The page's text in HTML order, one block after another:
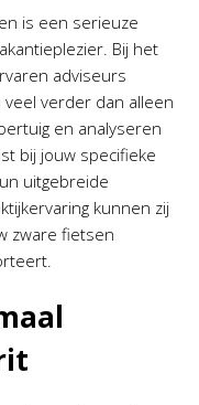
is een serieuze
Bij het
adviseurs
verder dan alleen
en analyseren
bij jouw specifieke
uitgebreide
kunnen zij
zware fietsen